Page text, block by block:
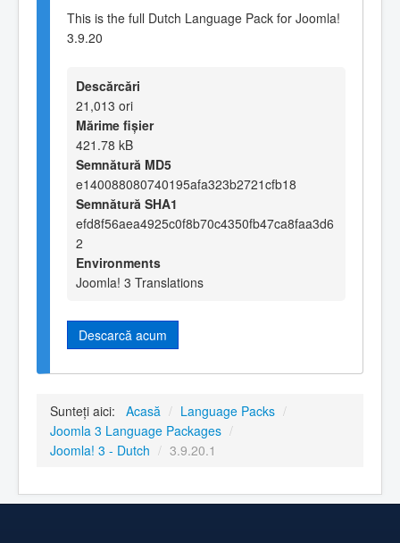
This is the full Dutch Language Pack for Joomla!
3.9.20
Descărcări
21,013 ori
Mărime fișier
421.78 kB
Semnătură MD5
e140088080740195afa323b2721cfb18
Semnătură SHA1
efd8f56aea4925c0f8b70c4350fb47ca8faa3d6
2
Environments
Joomla! 3 Translations
Descarcă acum
Sunteți aici: Acasă / Language Packs /
Joomla 3 Language Packages /
Joomla! 3 - Dutch / 3.9.20.1